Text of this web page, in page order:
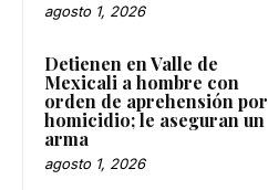
agosto 1, 2026
Detienen en Valle de
Mexicali a hombre con
orden de aprehensión por
homicidio; le aseguran un
arma
agosto 1, 2026